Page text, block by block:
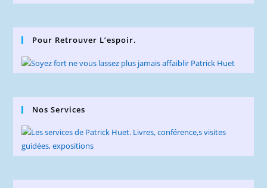
Pour Retrouver L’espoir.
Nos Services